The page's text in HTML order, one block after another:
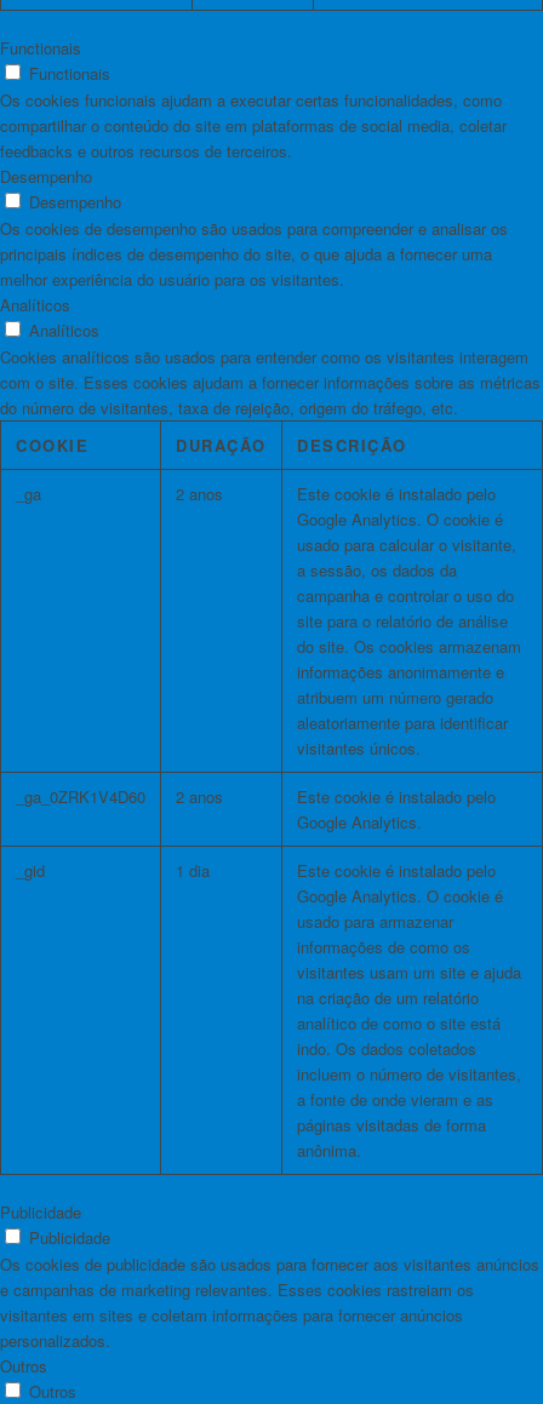
Functionais
Functionais
Os cookies funcionais ajudam a executar certas funcionalidades, como
compartilhar o conteúdo do site em plataformas de social media, coletar
feedbacks e outros recursos de terceiros.
Desempenho
Desempenho
Os cookies de desempenho são usados ​​para compreender e analisar os
principais índices de desempenho do site, o que ajuda a fornecer uma
melhor experiência do usuário para os visitantes.
Analíticos
Analíticos
Cookies analíticos são usados ​​para entender como os visitantes interagem
com o site. Esses cookies ajudam a fornecer informações sobre as métricas
do número de visitantes, taxa de rejeição, origem do tráfego, etc.
COOKIE
DURAÇÃO DESCRIÇÃO
_ga 2 anos
Este cookie é instalado pelo
Google Analytics. O cookie é
usado para calcular o visitante,
a sessão, os dados da
campanha e controlar o uso do
site para o relatório de análise
do site. Os cookies armazenam
informações anonimamente e
atribuem um número gerado
aleatoriamente para identificar
visitantes únicos.
_ga_0ZRK1V4D60 2 anos
Este cookie é instalado pelo
Google Analytics.
_gid 1 dia
Este cookie é instalado pelo
Google Analytics. O cookie é
usado para armazenar
informações de como os
visitantes usam um site e ajuda
na criação de um relatório
analítico de como o site está
indo. Os dados coletados
incluem o número de visitantes,
a fonte de onde vieram e as
páginas visitadas de forma
anônima.
Publicidade
Publicidade
Os cookies de publicidade são usados ​​para fornecer aos visitantes anúncios
e campanhas de marketing relevantes. Esses cookies rastreiam os
visitantes em sites e coletam informações para fornecer anúncios
personalizados.
Outros
Outros